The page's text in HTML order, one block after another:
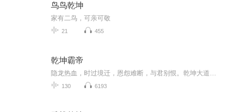
鸟鸟乾坤
家有二鸟，可亲可敬
21 455
乾坤霸帝
130 6193